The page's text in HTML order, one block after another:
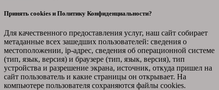
Принять cookies и Политику Конфиденциальности?
Для качественного предоставления услуг, наш сайт собирает
метаданные всех зашедших пользователей: сведения о
местоположении, ip-адрес, сведения об операционной системе
(тип, язык, версия) и браузере (тип, язык, версия), тип
устройства и разрешение экрана, источник, откуда пришел на
сайт пользователь и какие страницы он открывает. На
компьютере пользователя сохраняются файлы cookies.